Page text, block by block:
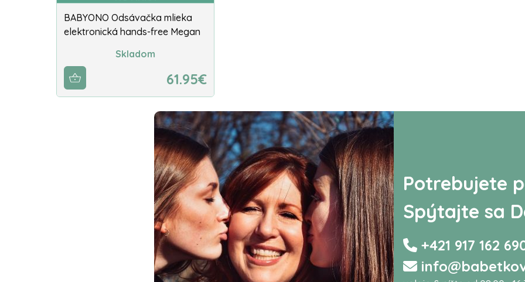
BABYONO Odsávačka mlieka
elektronická hands-free Megan
Skladom
61.95€
Potrebujete
Spýtajte sa
+421 917 162